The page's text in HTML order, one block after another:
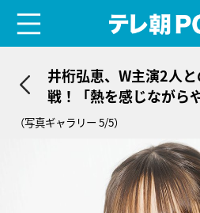
井桁弘恵、W主演2人
戦！「熱を感じながら
が殺した、最愛のキミ
（写真ギャラリー 5/5）